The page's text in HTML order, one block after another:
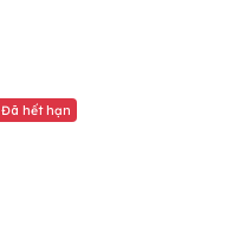
Đã hết hạn